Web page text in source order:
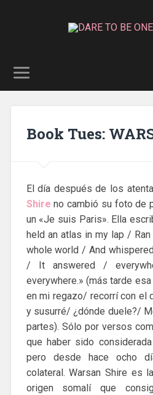
Book Tues:
El día después de los
Shire no cambió su foto de
un «Je suis Paris». Ella
held an atlas in my lap /
whole world / And
/ It answered /
everywhere.» (más tarde
en mi regazo/ recorrí con el
y susurré/ ¿dónde duele?/
partes). Sólo por versos
que haber sido
pero desde hace ocho
colateral. Warsan Shire es
origen somalí que